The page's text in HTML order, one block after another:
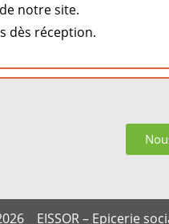
de notre site.
dès réception.
EISSOR – Epicerie